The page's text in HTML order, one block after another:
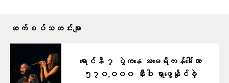
ဆက်စပ်သတင်းများ
ရောင်နီ ၇ ပွဲကနေ အမေရိကန်ဒေါ်လာ
၅၇၀,၀၀၀ နီးပါး ရှာဖွေနိုင်ခဲ့